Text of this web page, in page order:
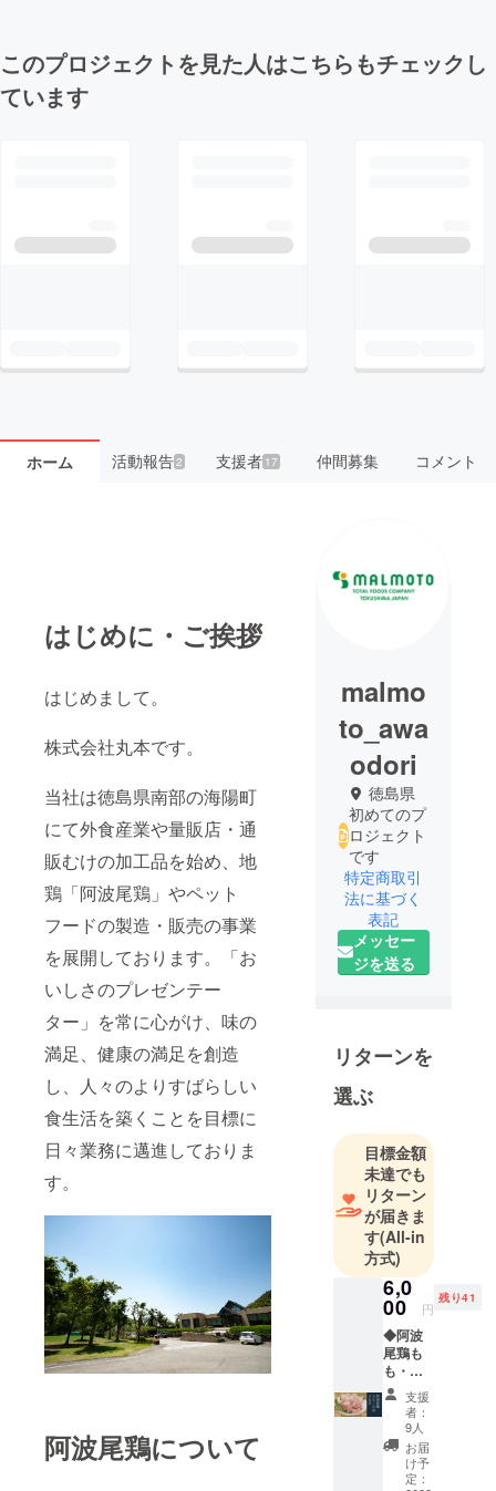
このプロジェクトを見た人はこちらもチェックし
ています
ホーム 活動報告2 支援者 17 仲間募集 コメント
はじめに・ご挨拶
はじめまして。
株式会社丸本です。
当社は徳島県南部の海陽町
にて外食産業や量販店・通
販むけの加工品を始め、地
鶏「阿波尾鶏」やペット
フードの製造・販売の事業
を展開しております。「お
いしさのプレゼンテー
ター」を常に心がけ、味の
満足、健康の満足を創造
し、人々のよりすばらしい
食生活を築くことを目標に
日々業務に邁進しておりま
す。
阿波尾鶏について
malmo
to_awa
odori
徳島県
初めてのプ
ロジェクト
です
特定商取引
法に基づく
表記
メッセー
ジを送る
リターンを
選ぶ
目標金額
未達でも
リターン
が届きま
す(All-in
方式)
6,0
00 円
残り41
◆阿波
尾鶏も
も・む
ね２ｋ
ｇ 【阿
波尾鶏
もも切
り身
５００
支援
者：
9人
お届
け予
定：